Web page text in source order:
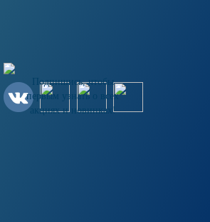
Подпишись, чтобы
первым узнать о всех
акциях и новинках!